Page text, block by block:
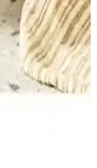
güç,
Hangi
Detaylar